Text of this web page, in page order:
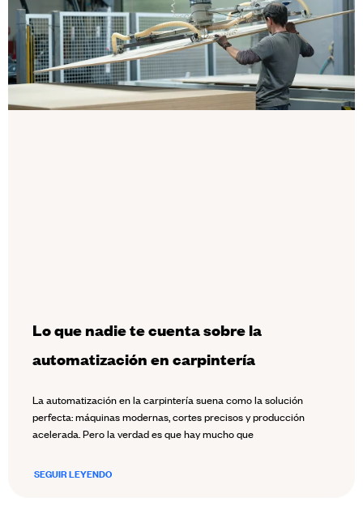
Lo que nadie te cuenta sobre la
automatización en carpintería
La automatización en la carpintería suena como la solución
perfecta: máquinas modernas, cortes precisos y producción
acelerada. Pero la verdad es que hay mucho que
SEGUIR LEYENDO